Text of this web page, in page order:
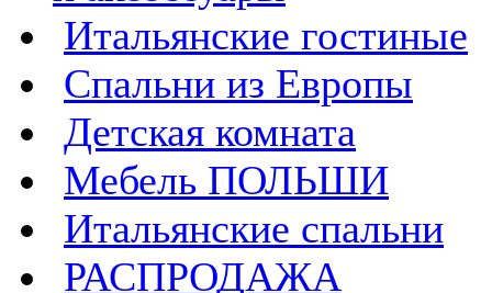
Итальянские гостиные
Спальни из Европы
Детская комната
Мебель ПОЛЬШИ
Итальянские спальни
РАСПРОДАЖА